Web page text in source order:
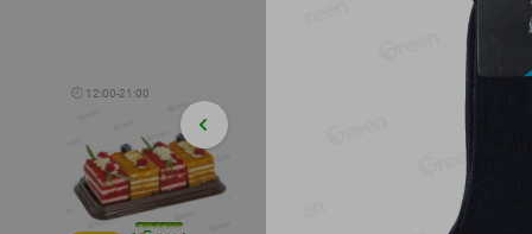
🕘 12:00-21:00